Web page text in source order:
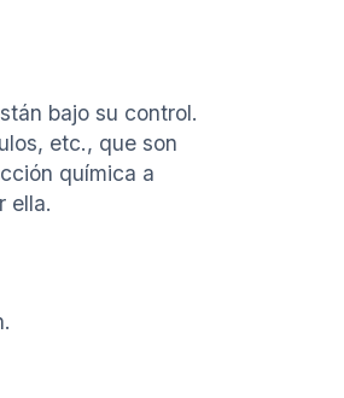
bajo su control.
etc., que son
química a
ella.